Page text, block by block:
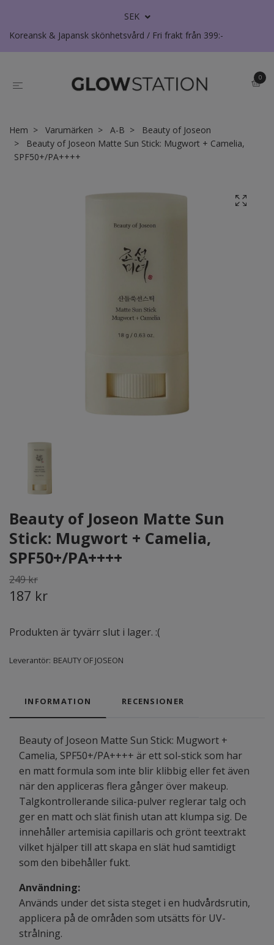
SEK
Koreansk & Japansk skönhetsvård / Fri frakt från 399:-
0
Hem Varumärken A-B
Beauty of Joseon
Beauty of Joseon Matte Sun Stick: Mugwort + Camelia,
SPF50+/PA++++
Beauty of Joseon Matte Sun
Stick: Mugwort + Camelia,
SPF50+/PA++++
249 kr
187 kr
Produkten är tyvärr slut i lager. :(
Leverantör: BEAUTY OF JOSEON
INFORMATION RECENSIONER
Beauty of Joseon Matte Sun Stick: Mugwort +
Camelia, SPF50+/PA++++ är ett sol-stick som har
en matt formula som inte blir klibbig eller fet även
när den appliceras flera gånger över makeup.
Talgkontrollerande silica-pulver reglerar talg och
ger en matt och slät finish utan att klumpa sig. De
innehåller artemisia capillaris och grönt teextrakt
vilket hjälper till att skapa en slät hud samtidigt
som den bibehåller fukt.
Användning:
Används under det sista steget i en hudvårdsrutin,
applicera på de områden som utsätts för UV-
strålning.